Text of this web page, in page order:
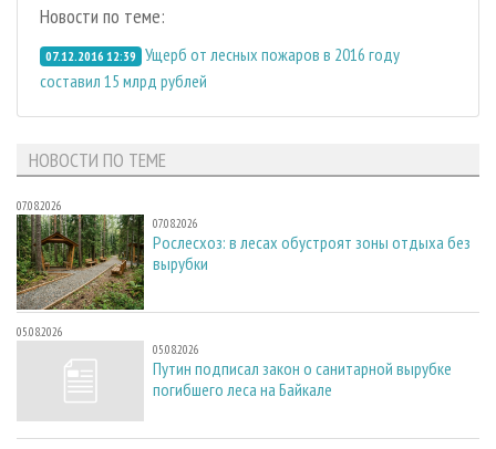
Новости по теме:
07.12.2016 12:39 Ущерб от лесных пожаров в 2016 году
составил 15 млрд рублей
НОВОСТИ ПО ТЕМЕ
07.08.2026
07.08.2026
Рослесхоз: в лесах обустроят зоны отдыха без
вырубки
05.08.2026
05.08.2026
Путин подписал закон о санитарной вырубке
погибшего леса на Байкале